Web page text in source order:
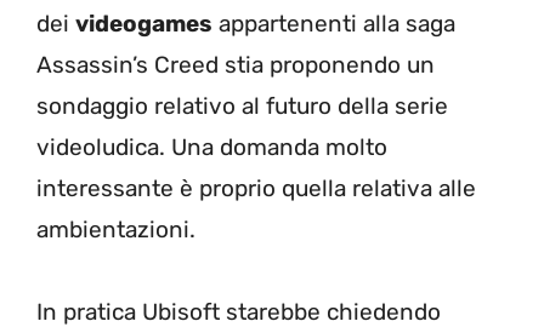
dei videogames appartenenti alla saga
Assassin’s Creed stia proponendo un
sondaggio relativo al futuro della serie
videoludica. Una domanda molto
interessante è proprio quella relativa alle
ambientazioni.
In pratica Ubisoft starebbe chiedendo